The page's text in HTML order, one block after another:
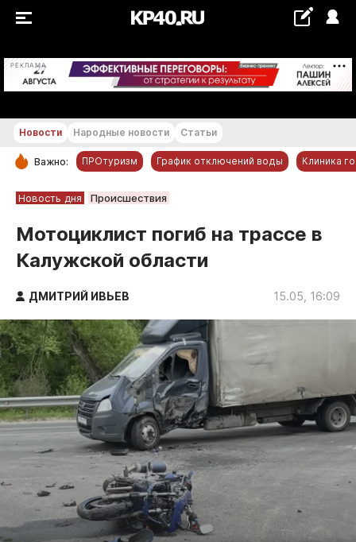
РЕКЛАМА +23...+24 °С
РУБРИКИ
Новости компаний
Статьи
Народные новости
Авто и транспорт
Благоустройство
Криминал
Культура
Недвижимость и ЖКХ
Образование
Общество
Погода
Праздники
Происшествия
Новости Народные новости Статьи
Важно: ПРОтуризм График отключений воды Клиника
Новость дня Происшествия
Мотоциклист погиб на трассе в
Калужской области
ДМИТРИЙ ИВЬЕВ 15.05, 16:09